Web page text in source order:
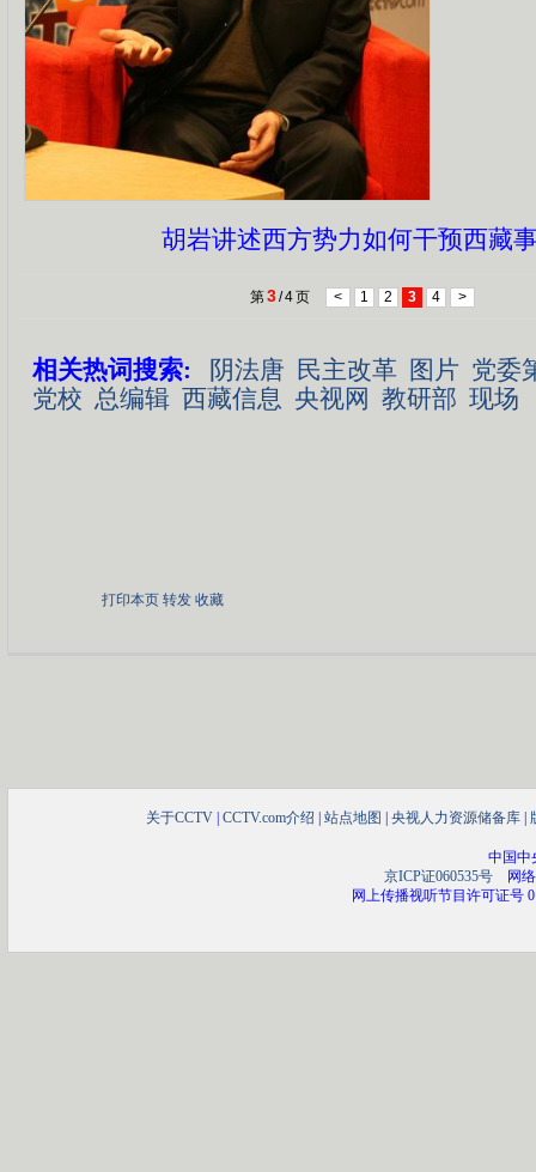
胡岩讲述西方势力如何干预西藏
第3/4页 < 1 2 3 4 >
相关热词搜索: 阴法唐 民主改革 图片 党委
党校 总编辑 西藏信息 央视网 教研部 现场
打印本页 转发 收藏
关于CCTV CCTV.com介绍 站点地图 央视人力资源储备库
中国中
京ICP证060535号网络
网上传播视听节目许可证号